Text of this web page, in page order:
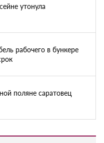
утонула
рабочего в бункере
поляне саратовец